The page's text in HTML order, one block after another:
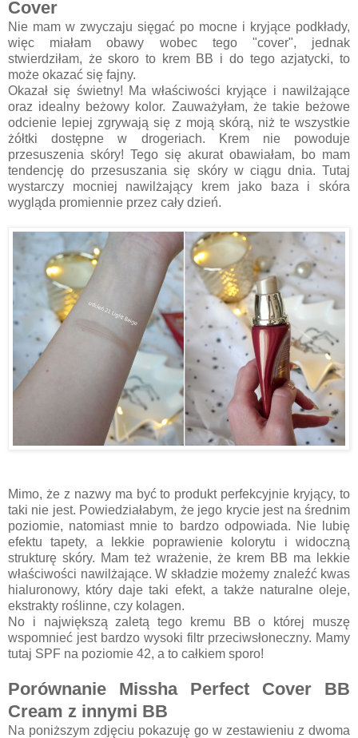
Cover
Nie mam w zwyczaju sięgać po mocne i kryjące podkłady,
więc miałam obawy wobec tego "cover", jednak
stwierdziłam, że skoro to krem BB i do tego azjatycki, to
może okazać się fajny.
Okazał się świetny! Ma właściwości kryjące i nawilżające
oraz idealny beżowy kolor. Zauważyłam, że takie beżowe
odcienie lepiej zgrywają się z moją skórą, niż te wszystkie
żółtki dostępne w drogeriach. Krem nie powoduje
przesuszenia skóry! Tego się akurat obawiałam, bo mam
tendencję do przesuszania się skóry w ciągu dnia. Tutaj
wystarczy mocniej nawilżający krem jako baza i skóra
wygląda promiennie przez cały dzień.
Mimo, że z nazwy ma być to produkt perfekcyjnie kryjący, to
taki nie jest. Powiedziałabym, że jego krycie jest na średnim
poziomie, natomiast mnie to bardzo odpowiada. Nie lubię
efektu tapety, a lekkie poprawienie kolorytu i widoczną
strukturę skóry. Mam też wrażenie, że krem BB ma lekkie
właściwości nawilżające. W składzie możemy znaleźć kwas
hialuronowy, który daje taki efekt, a także naturalne oleje,
ekstrakty roślinne, czy kolagen.
No i największą zaletą tego kremu BB o której muszę
wspomnieć jest bardzo wysoki filtr przeciwsłoneczny. Mamy
tutaj SPF na poziomie 42, a to całkiem sporo!
Porównanie Missha Perfect Cover BB
Cream z innymi BB
Na poniższym zdjęciu pokazuję go w zestawieniu z dwoma